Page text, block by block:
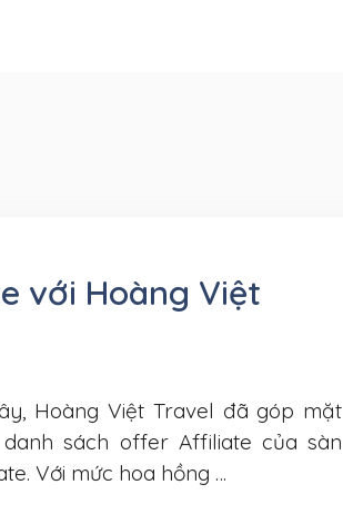
với Hoàng Việt
Hoàng Việt Travel đã góp mặt
sách offer Affiliate của sàn
Với mức hoa hồng …